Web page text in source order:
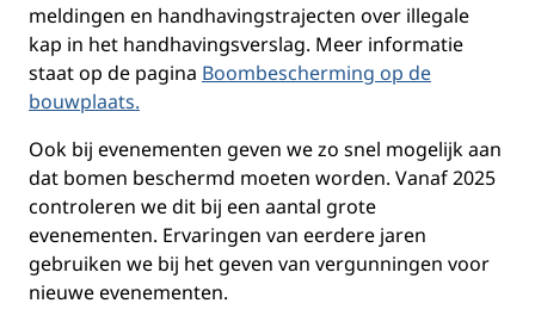
meldingen en handhavingstrajecten over illegale
kap in het handhavingsverslag. Meer informatie
staat op de pagina Boombescherming op de
bouwplaats.
Ook bij evenementen geven we zo snel mogelijk aan
dat bomen beschermd moeten worden. Vanaf 2025
controleren we dit bij een aantal grote
evenementen. Ervaringen van eerdere jaren
gebruiken we bij het geven van vergunningen voor
nieuwe evenementen.